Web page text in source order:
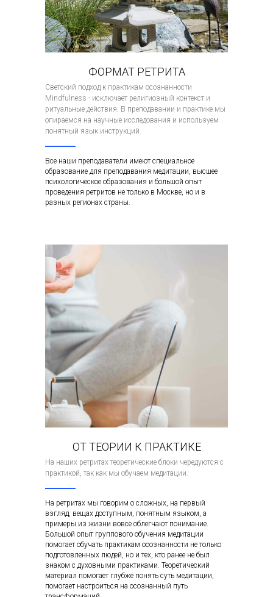
ФОРМАТ РЕТРИТА
Светский подход к практикам осознанности
Mindfulness - исключает религиозный контекст и
ритуальные действия. В преподавании и практике мы
опираемся на научные исследования и используем
понятный язык инструкций.
Все наши преподаватели имеют специальное
образование для преподавания медитации, высшее
психологическое образования и большой опыт
проведения ретритов не только в Москве, но и в
разных регионах страны.
ОТ ТЕОРИИ К ПРАКТИКЕ
На наших ретритах теоретические блоки чередуются с
практикой, так как мы обучаем медитации.
На ретритах мы говорим о сложных, на первый
взгляд, вещах доступным, понятным языком, а
примеры из жизни вовсе облегчают понимание.
Большой опыт группового обучения медитации
помогает обучать практикам осознанности не только
подготовленных людей, но и тех, кто ранее не был
знаком с духовными практиками. Теоретический
материал помогает глубже понять суть медитации,
помогает настроиться на осознанный путь